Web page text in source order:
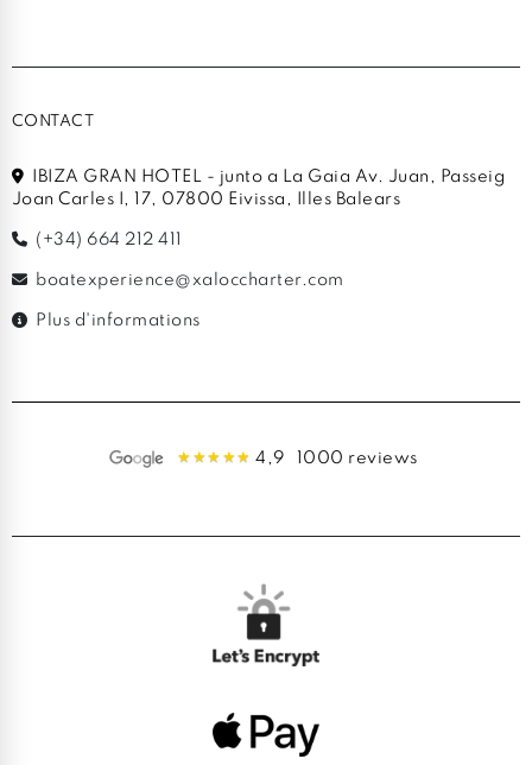
CONTACT
IBIZA GRAN HOTEL - junto a La Gaia Av. Juan, Passeig
Joan Carles I, 17, 07800 Eivissa, Illes Balears
(+34) 664 212 411
boatexperience@xaloccharter.com
Plus d'informations
4,9 1000 reviews